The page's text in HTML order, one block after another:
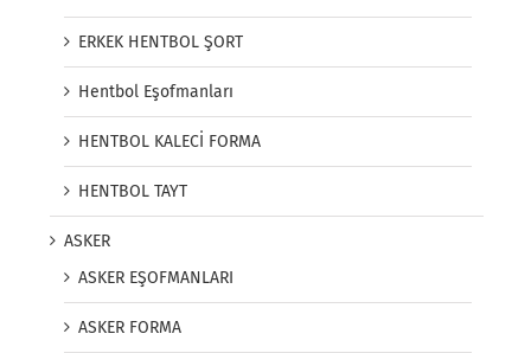
ERKEK HENTBOL ŞORT
Hentbol Eşofmanları
HENTBOL KALECİ FORMA
HENTBOL TAYT
ASKER
ASKER EŞOFMANLARI
ASKER FORMA